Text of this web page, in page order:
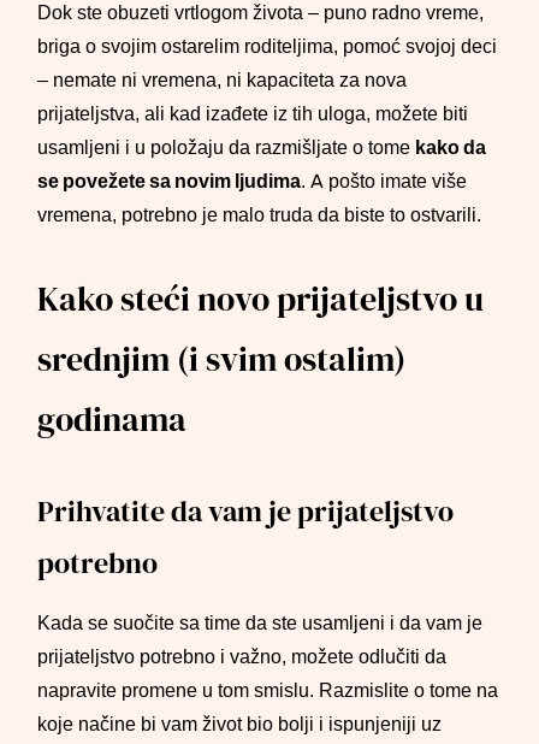
Dok ste obuzeti vrtlogom života – puno radno vreme,
briga o svojim ostarelim roditeljima, pomoć svojoj deci
– nemate ni vremena, ni kapaciteta za nova
prijateljstva, ali kad izađete iz tih uloga, možete biti
usamljeni i u položaju da razmišljate o tome kako da
se povežete sa novim ljudima. A pošto imate više
vremena, potrebno je malo truda da biste to ostvarili.
Kako steći novo prijateljstvo u
srednjim (i svim ostalim)
godinama
Prihvatite da vam je prijateljstvo
potrebno
Kada se suočite sa time da ste usamljeni i da vam je
prijateljstvo potrebno i važno, možete odlučiti da
napravite promene u tom smislu. Razmislite o tome na
koje načine bi vam život bio bolji i ispunjeniji uz